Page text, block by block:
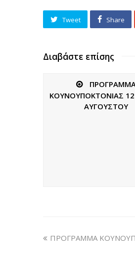
Tweet Share
Διαβάστε επίσης
ΚΟΥΝΟΥΠΟΚΤΟΝΙΑΣ
ΑΥΓΟΥΣΤΟΥ
ΠΡΟΓΡΑΜΜΑ